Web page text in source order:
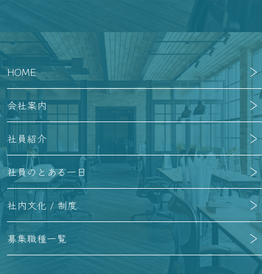
HOME
会社案内
社員紹介
社員のとある一日
社内文化 / 制度
募集職種一覧